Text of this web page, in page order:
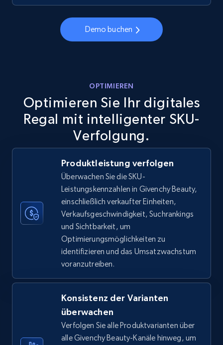
Walmart - products - Discover products by
using sku numbers
5.6K+ 875+ Jetzt anfangen
URL, Title, Available, Description, Currency, Initial
price, Final price, Discount percent, and more.
TikTok Shop - category
price, Final price, Discount percent, and more.
667+
Demo buchen
OPTIMIEREN
Optimieren Sie Ihr digitales
Regal mit intelligenter SKU-
Verfolgung.
Produktleistung verfolgen
Überwachen Sie die SKU-
Leistungskennzahlen in Givenchy Beauty,
einschließlich verkaufter Einheiten,
Verkaufsgeschwindigkeit, Suchrankings
und Sichtbarkeit, um
Optimierungsmöglichkeiten zu
identifizieren und das Umsatzwachstum
voranzutreiben.
Konsistenz der Varianten
überwachen
Verfolgen Sie alle Produktvarianten über
alle Givenchy Beauty-Kanäle hinweg, um